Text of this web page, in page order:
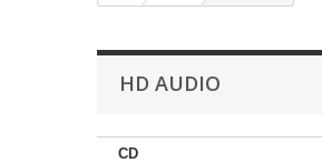
HD AUDIO
CD